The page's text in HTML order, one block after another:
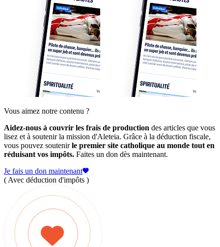
Vous aimez notre contenu ?
Aidez-nous à couvrir les frais de production des articles que vous
lisez et à soutenir la mission d'Aleteia. Grâce à la déduction fiscale,
vous pouvez soutenirle premier site catholique au monde tout en
réduisant vos impôts. Faites un don dès maintenant.
Je fais un don maintenant
( Avec déduction d'impôts )